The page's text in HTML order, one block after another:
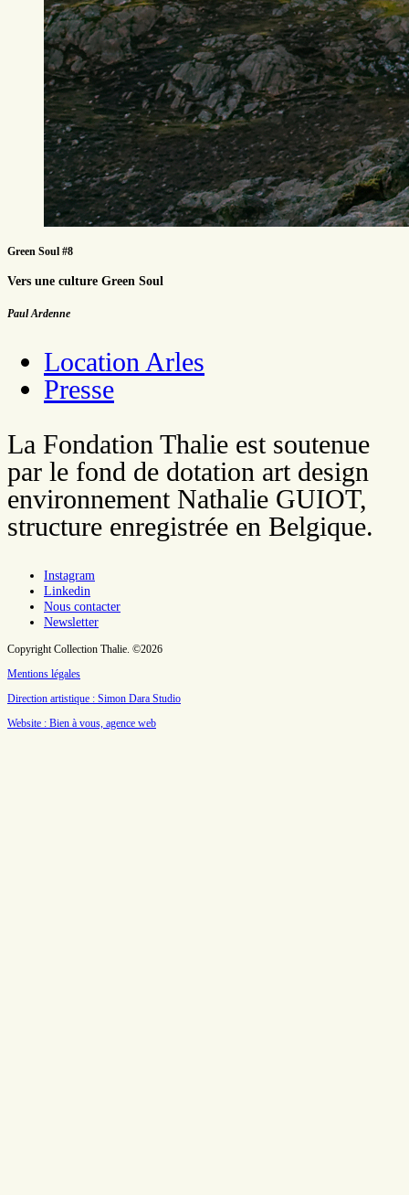
Green Soul #8
Vers une culture Green Soul
Paul Ardenne
Location Arles
Presse
La Fondation Thalie est soutenue
par le fond de dotation art design
environnement Nathalie GUIOT,
structure enregistrée en Belgique.
Instagram
Linkedin
Nous contacter
Newsletter
Copyright Collection Thalie. ©2026
Mentions légales
Direction artistique : Simon Dara Studio
Website : Bien à vous, agence web